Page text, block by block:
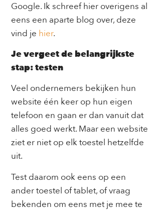
Google. Ik schreef hier overigens al
eens een aparte blog over, deze
vind je hier.
Je vergeet de belangrijkste
stap: testen
Veel ondernemers bekijken hun
website één keer op hun eigen
telefoon en gaan er dan vanuit dat
alles goed werkt. Maar een website
ziet er niet op elk toestel hetzelfde
uit.
Test daarom ook eens op een
ander toestel of tablet, of vraag
bekenden om eens met je mee te